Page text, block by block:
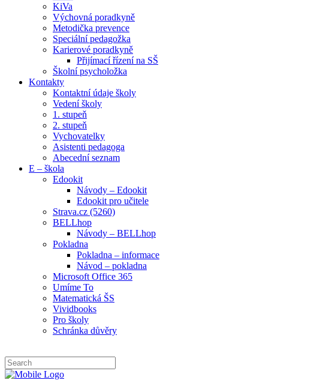
KiVa
Výchovná poradkyně
Metodička prevence
Speciální pedagožka
Karierové poradkyně
Přijímací řízení na SŠ
Školní psycholožka
Kontakty
Kontaktní údaje školy
Vedení školy
1. stupeň
2. stupeň
Vychovatelky
Asistenti pedagoga
Abecední seznam
E – škola
Edookit
Návody – Edookit
Edookit pro učitele
Strava.cz (5260)
BELLhop
Návody – BELLhop
Pokladna
Pokladna – informace
Návod – pokladna
Microsoft Office 365
Umíme To
Matematická ŠS
Vividbooks
Pro školy
Schránka důvěry